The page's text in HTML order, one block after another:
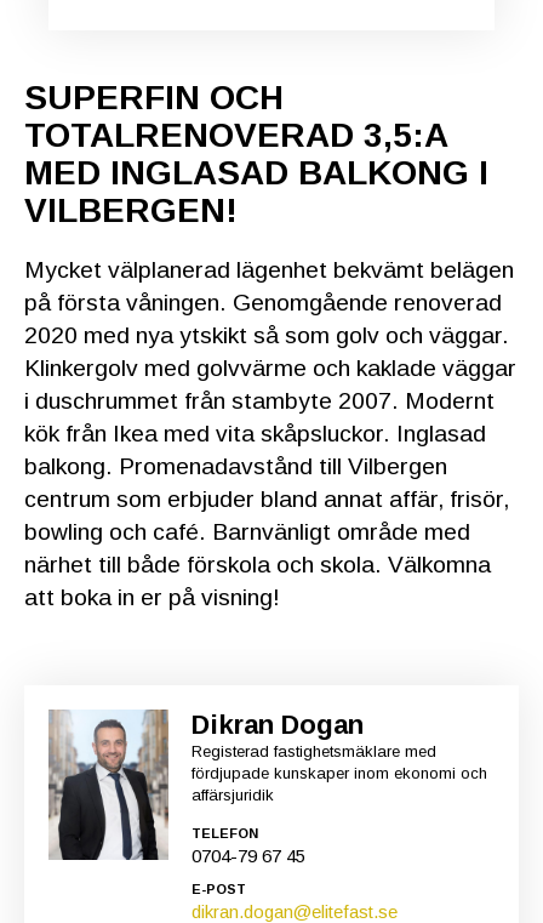
SUPERFIN OCH
TOTALRENOVERAD 3,5:A
MED INGLASAD BALKONG I
VILBERGEN!
Mycket välplanerad lägenhet bekvämt belägen
på första våningen. Genomgående renoverad
2020 med nya ytskikt så som golv och väggar.
Klinkergolv med golvvärme och kaklade väggar
i duschrummet från stambyte 2007. Modernt
kök från Ikea med vita skåpsluckor. Inglasad
balkong. Promenadavstånd till Vilbergen
centrum som erbjuder bland annat affär, frisör,
bowling och café. Barnvänligt område med
närhet till både förskola och skola. Välkomna
att boka in er på visning!
Dikran Dogan
Registerad fastighetsmäklare med
fördjupade kunskaper inom ekonomi och
affärsjuridik
TELEFON
0704-79 67 45
E-POST
dikran.dogan@elitefast.se